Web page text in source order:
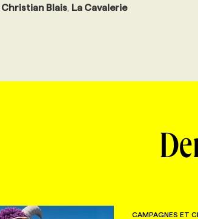
Christian Blais La Cavalerie
CAMPAGNES ET